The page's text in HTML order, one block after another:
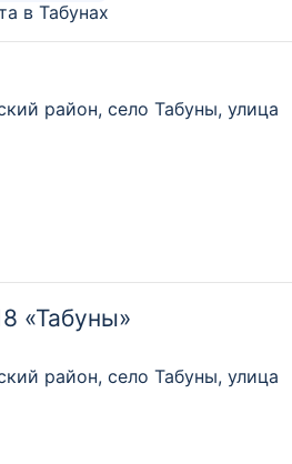
в Табунах
район, село Табуны, улица
«Табуны»
район, село Табуны, улица